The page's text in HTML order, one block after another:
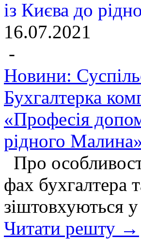
16.07.2021
-
Новини:
Бухгалтерка
«Професія
рідного
Про
фах бухгалтера
зіштовхуються
Читати решту →